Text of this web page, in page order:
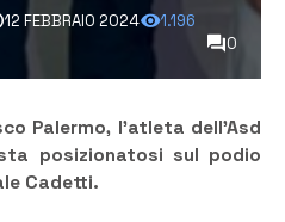
12 FEBBRAIO 2024
1.196
0
Palermo, l’atleta dell’Asd
posizionatosi sul podio
Cadetti.